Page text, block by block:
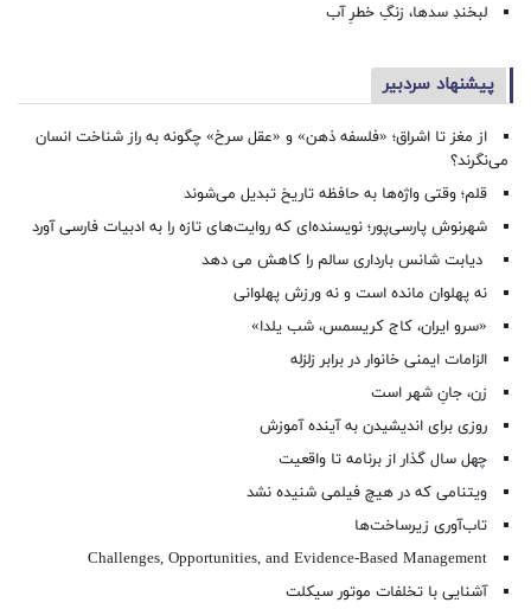
لبخندِ سدها، زنگِ خطرِ آب
پیشنهاد سردبیر
از مغز تا اشراق؛ «فلسفه ذهن» و «عقل سرخ» چگونه به راز شناخت انسان
می‌نگرند؟
قلم؛ وقتی واژه‌ها به حافظه تاریخ تبدیل می‌شوند
شهرنوش پارسی‌پور؛ نویسنده‌ای که روایت‌های تازه را به ادبیات فارسی آورد
دیابت شانس بارداری سالم را کاهش می دهد
نه پهلوان مانده است و نه ورزش پهلوانی
«سرو ایران، کاج کریسمس، شب یلدا»
الزامات ایمنی خانوار در برابر زلزله
زن، جانِ شهر است
روزی برای اندیشیدن به آینده آموزش
چهل سال گذار از برنامه تا واقعیت
ویتنامی که در هیچ فیلمی شنیده نشد
تاب‌آوری زیرساخت‌ها
Challenges, Opportunities, and Evidence-Based Management
آشنایی با تخلفات موتور سیکلت